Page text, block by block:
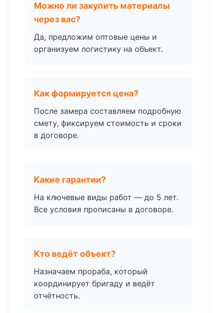
Можно ли закупить материалы
через вас?
Да, предложим оптовые цены и
организуем логистику на объект.
Как формируется цена?
После замера составляем подробную
смету, фиксируем стоимость и сроки
в договоре.
Какие гарантии?
На ключевые виды работ — до 5 лет.
Все условия прописаны в договоре.
Кто ведёт объект?
Назначаем прораба, который
координирует бригаду и ведёт
отчётность.